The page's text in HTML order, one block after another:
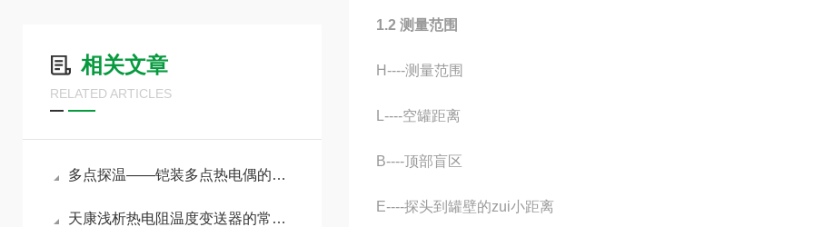
相关文章
RELATED ARTICLES
多点探温——铠装多点热电偶的原理与选型指南
天康浅析热电阻温度变送器的常见类型
1.2 测量范围
H----测量范围
L----空罐距离
B----顶部盲区
E----探头到罐壁的zui小距离